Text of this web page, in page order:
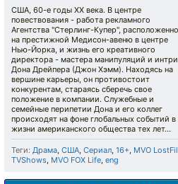
США, 60-е годы ХХ века. В центре
повествования - работа рекламного
Агентства "Стерлинг-Купер",
на престижной Медисон-авеню в центре
Нью-Йорка, и жизнь его креативного
директора - мастера манипуляций и
Дона Дрейпера (Джон Хэмм). Находясь на
вершине карьеры, он противостоит
конкурентам, стараясь сберечь своe
положение в компании. Служебные и
семейные перипетии Дона и его коллег
происходят на фоне глобальных событий в
жизни американского общества тех лет…
Теги: Драма, США, Сериал, 16+, MVO
TVShows, MVO FOX Life, eng